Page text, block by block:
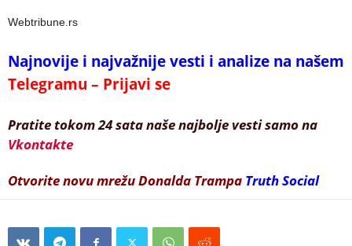
Webtribune.rs
Najnovije i najvažnije vesti i analize na našem
Telegramu – Prijavi se
Pratite tokom 24 sata naše najbolje vesti samo na
Vkontakte
Otvorite novu mrežu Donalda Trampa Truth Social